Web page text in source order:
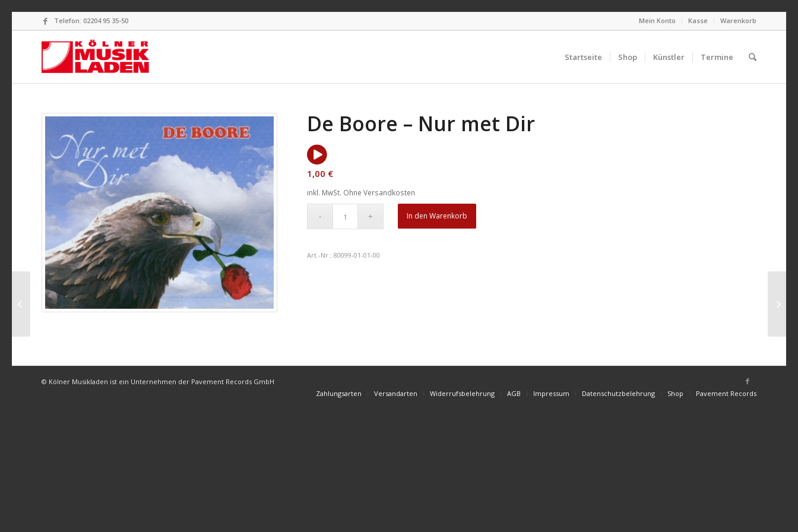
Mein Konto Kasse Warenkorb
Telefon: 02204 95 35-50
Startseite Shop Künstler Termine
De Boore – Nur met Dir
1,00 €
inkl. MwSt. Ohne Versandkosten
In den Warenkorb
Art.-Nr.:80099-01-01-00
© Kölner Musikladen ist ein Unternehmen der Pavement Records GmbH
Zahlungsarten
Versandarten Widerrufsbelehrung AGB Impressum Datenschutzbelehrung Shop Pavement Records
Die Filue – Papas Furz
(live)